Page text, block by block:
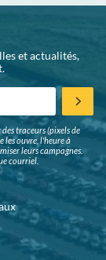
et actualités,
traceurs (pixels de
les ouvre, l'heure à
leurs campagnes.
courriel.